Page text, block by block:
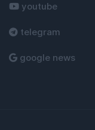
youtube
telegram
google news